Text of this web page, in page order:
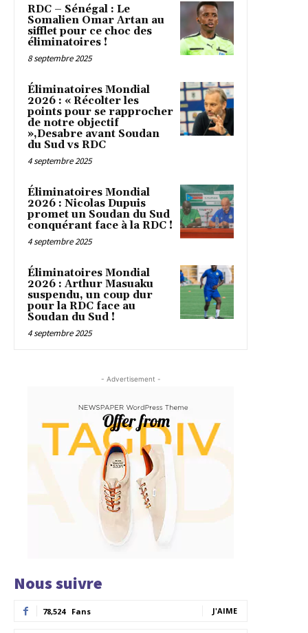
RDC – Sénégal : Le
Somalien Omar Artan au
sifflet pour ce choc des
éliminatoires !
8 septembre 2025
Éliminatoires Mondial
2026 : « Récolter les
points pour se rapprocher
de notre objectif
»,Desabre avant Soudan
du Sud vs RDC
4 septembre 2025
Éliminatoires Mondial
2026 : Nicolas Dupuis
promet un Soudan du Sud
conquérant face à la RDC !
4 septembre 2025
Éliminatoires Mondial
2026 : Arthur Masuaku
suspendu, un coup dur
pour la RDC face au
Soudan du Sud !
4 septembre 2025
- Advertisement -
Nous suivre
78,524 Fans J'AIME